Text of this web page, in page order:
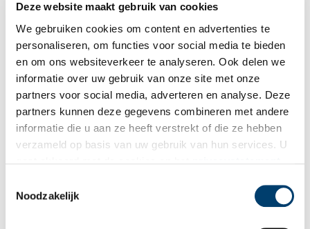
Deze website maakt gebruik van cookies
We gebruiken cookies om content en advertenties te
personaliseren, om functies voor social media te bieden
en om ons websiteverkeer te analyseren. Ook delen we
informatie over uw gebruik van onze site met onze
partners voor social media, adverteren en analyse. Deze
partners kunnen deze gegevens combineren met andere
informatie die u aan ze heeft verstrekt of die ze hebben
verzameld op basis van uw gebruik van hun services. U
Noodzakelijk
Polderen. Zet het land naar je hand
Op 23 januari 1566 staken woedende Assendelver boeren de
dijk door, nadat ze er eerst met veel geweld de dijkgraaf
hadden weggejaagd. Wat bezielde hen? En waarom lieten ze